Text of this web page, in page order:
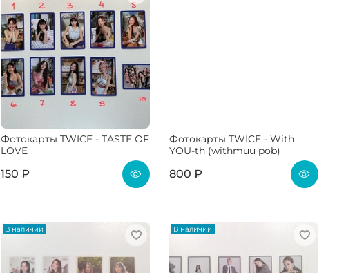
Фотокарты TWICE - TASTE OF
LOVE
150 ₽
Фотокарты TWICE - With
YOU-th (withmuu pob)
800 ₽
В наличии В наличии